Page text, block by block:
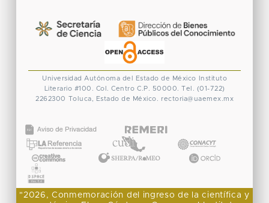
Universidad Autónoma del Estado de México
Instituto
Literario #100. Col. Centro C.P. 50000. Tel. (01-722)
2262300 Toluca, Estado de México. rectoria@uaemex.mx
"2026, Conmemoración del ingreso de la científica y